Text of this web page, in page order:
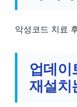
악성코드 치료
업데이
재설치